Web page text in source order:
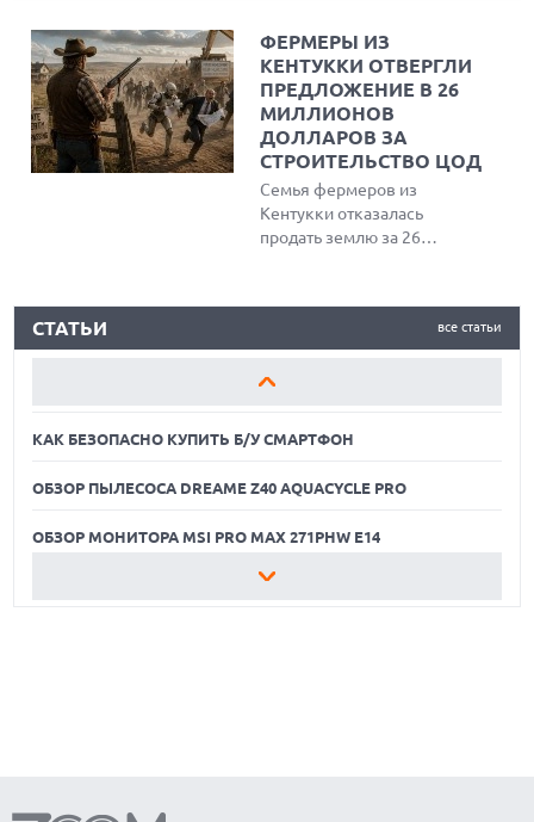
IP69K. Устройство оснащено
ярким OLED-дисплеем,
чипсетом Kirin 8020 и
работает под управлением
HarmonyOS 6.1.
ФЕРМЕРЫ ИЗ
КЕНТУККИ ОТВЕРГЛИ
ПРЕДЛОЖЕНИЕ В 26
МИЛЛИОНОВ
ДОЛЛАРОВ ЗА
СТРОИТЕЛЬСТВО ЦОД
Семья фермеров из
Кентукки отказалась
продать землю за 26
обработки данных ИИ,
сельскохозяйственное
наследие и экологию
все статьи
СТАТЬИ
ОБЗОР ПЫЛЕСОСА DREAME Z40 AQUACYCLE PRO
ОБЗОР МОНИТОРА MSI PRO MAX 271PHW E14
КАК БЕЗОПАСНО КУПИТЬ Б/У СМАРТФОН
ОБЗОР ПЫЛЕСОСА DREAME Z40 AQUACYCLE PRO
ОБЗОР МОНИТОРА MSI PRO MAX 271PHW E14
КАК БЕЗОПАСНО КУПИТЬ Б/У СМАРТФОН